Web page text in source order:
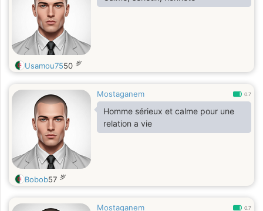
Usamou7550 岁
Mostaganem 0.7
Homme sérieux et calme pour une
relation a vie
Bobob57 岁
Mostaganem 0.7